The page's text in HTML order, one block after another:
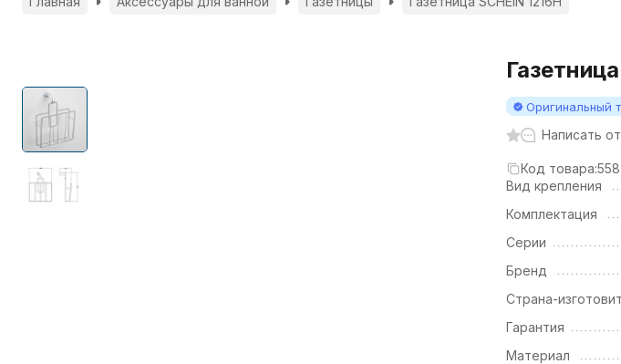
Оригинальный
Написать
Код товара:
Вид крепления
Комплектация
Серии
Бренд
Страна-
Гарантия
Материал